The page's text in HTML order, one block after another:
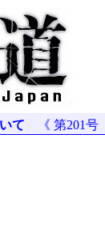
て 《 第201号